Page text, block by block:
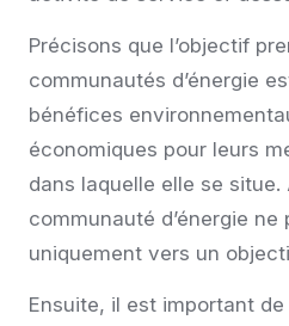
Précisons que l’objectif
communautés d’énergie
bénéfices
économiques pour leurs
dans laquelle elle se situe.
communauté d’énergie
uniquement vers un
Ensuite, il est important de